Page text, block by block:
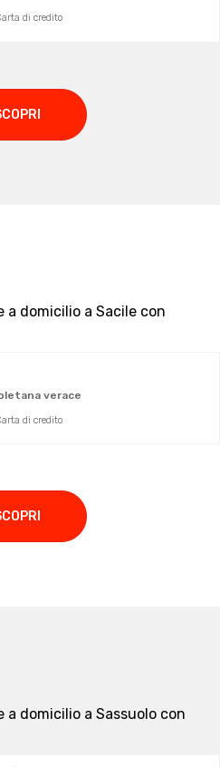
di credito
a domicilio a Sacile con
verace
di credito
domicilio a Sassuolo con